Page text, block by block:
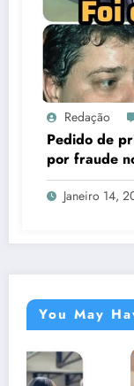
Redação
Pedido de
por fraude
Janeiro 14,
You May
NOTÍCIAS